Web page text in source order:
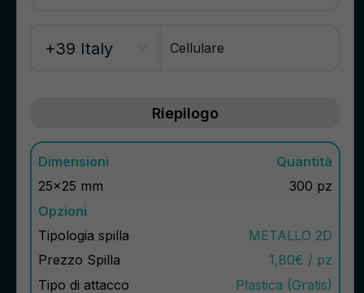
Cellulare
Riepilogo
Dimensioni
Quantità
25x25 mm
300 pz
Opzioni
Tipologia spilla
METALLO 2D
Prezzo Spilla
1,80€ / pz
Tipo di attacco
Plastica (Gratis)